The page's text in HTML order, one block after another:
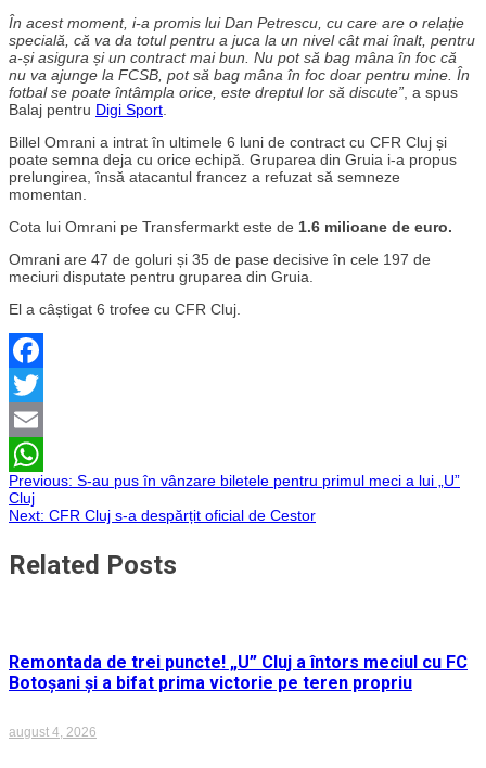
În acest moment, i-a promis lui Dan Petrescu, cu care are o relație
specială, că va da totul pentru a juca la un nivel cât mai înalt, pentru
a-și asigura și un contract mai bun. Nu pot să bag mâna în foc că
nu va ajunge la FCSB, pot să bag mâna în foc doar pentru mine. În
fotbal se poate întâmpla orice, este dreptul lor să discute” , a spus
Balaj pentru Digi Sport
Billel Omrani a intrat în ultimele 6 luni de contract cu CFR Cluj și
poate semna deja cu orice echipă. Gruparea din Gruia i-a propus
prelungirea, însă atacantul francez a refuzat să semneze
momentan.
Cota lui Omrani pe Transfermarkt este de 1.6 milioane de euro.
Omrani are 47 de goluri și 35 de pase decisive în cele 197 de
meciuri disputate pentru gruparea din Gruia.
El a câștigat 6 trofee cu CFR Cluj.
Facebook
Twitter
Email
WhatsApp
Navigare
în
articole
Previous: S-au pus în vânzare biletele pentru primul meci a lui „U”
Cluj
Next: CFR Cluj s-a despărțit oficial de Cestor
Related Posts
Remontada de trei puncte! „U” Cluj a întors meciul cu FC
Botoșani și a bifat prima victorie pe teren propriu
august 4, 2026